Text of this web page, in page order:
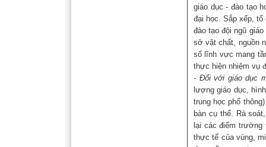
giáo dục - đào tạo
đại học. Sắp xếp,
đào tạo đội ngũ
sở vật chất, nguồn
số lĩnh vực mang
thực hiện nhiệm vụ
- Đối với giáo dục
lượng giáo dục,
trung học phổ
bàn cụ thể. Rà
lại các điểm
thực tế của vùng,